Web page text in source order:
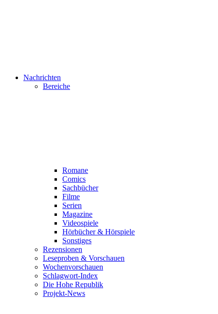
Nachrichten
Bereiche
Romane
Comics
Sachbücher
Filme
Serien
Magazine
Videospiele
Hörbücher & Hörspiele
Sonstiges
Rezensionen
Leseproben & Vorschauen
Wochenvorschauen
Schlagwort-Index
Die Hohe Republik
Projekt-News